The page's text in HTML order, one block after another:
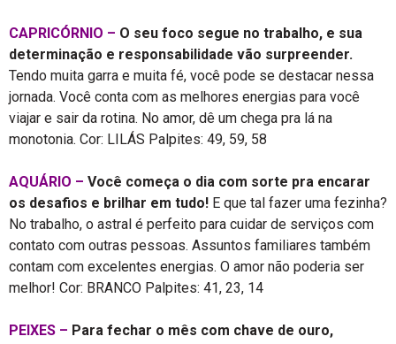
CAPRICÓRNIO – O seu foco segue no trabalho, e sua
determinação e responsabilidade vão surpreender.
Tendo muita garra e muita fé, você pode se destacar nessa
jornada. Você conta com as melhores energias para você
viajar e sair da rotina. No amor, dê um chega pra lá na
monotonia. Cor: LILÁS Palpites: 49, 59, 58
AQUÁRIO – Você começa o dia com sorte pra encarar
os desafios e brilhar em tudo! E que tal fazer uma fezinha?
No trabalho, o astral é perfeito para cuidar de serviços com
contato com outras pessoas. Assuntos familiares também
contam com excelentes energias. O amor não poderia ser
melhor! Cor: BRANCO Palpites: 41, 23, 14
PEIXES – Para fechar o mês com chave de ouro,